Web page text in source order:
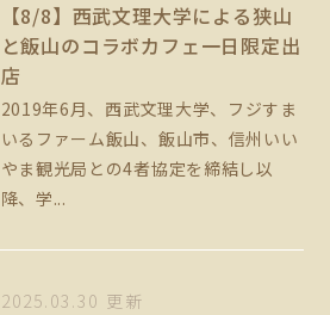
【8/8】西武文理大学による狭山
と飯山のコラボカフェ一日限定出
店
2019年6月、西武文理大学、フジすま
いるファーム飯山、飯山市、信州いい
やま観光局との4者協定を締結し以
降、学...
2025.03.30 更新